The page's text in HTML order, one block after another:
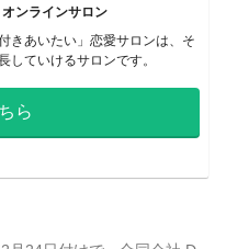
ンラインサロン
きあいたい」恋愛サロンは、そ
していけるサロンです。
ら